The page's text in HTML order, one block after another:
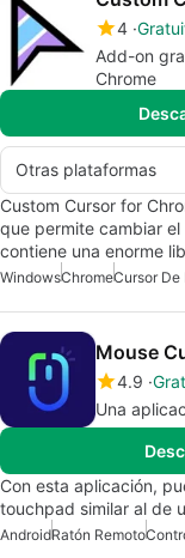
4
Add-on
Chrome
Otras plataformas
Custom Cursor for
que permite cambiar
contiene una enorme
WindowsChromeCursor De
Mouse
4.9
Una
Con esta aplicación,
touchpad similar al de
AndroidRatón Remoto